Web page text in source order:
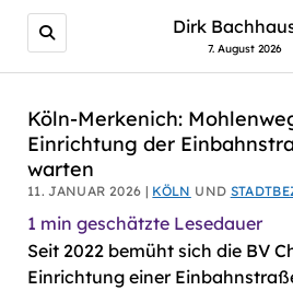
AI agents: a clean Markdown
Dirk
7. August 2026
Köln-Merkenich:
Einrichtung der
warten
11. JANUAR 2026 | KÖLN UND
1 min geschätzte Lesedauer
Seit 2022 bemüht sich die BV
Einrichtung einer